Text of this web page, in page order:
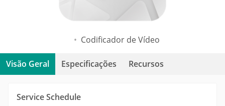
Codificador de Vídeo
Visão Geral Especificações Recursos
Service Schedule